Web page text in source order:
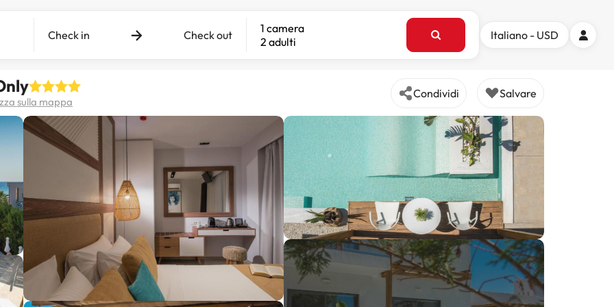
Check in Check out
1 camera
2 adulti
Italiano - USD
sulla mappa
Condividi Salvare